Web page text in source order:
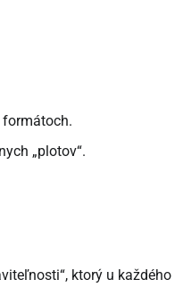
„plotov“.
ktorý u každého